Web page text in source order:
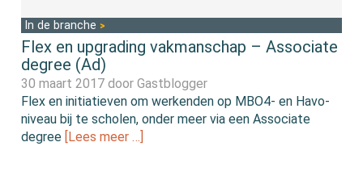
In de branche
Flex en upgrading vakmanschap – Associate
degree (Ad)
30 maart 2017 doorGastblogger
Flex en initiatieven om werkenden op MBO4- en Havo-
niveau bij te scholen, onder meer via een Associate
degree [Lees meer …]